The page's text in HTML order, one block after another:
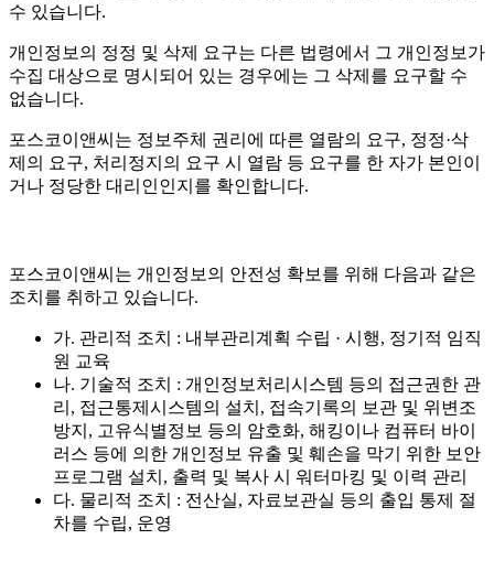
수 있습니다.
개인정보의 정정 및 삭제 요구는 다른 법령에서 그 개인정보가
수집 대상으로 명시되어 있는 경우에는 그 삭제를 요구할 수
없습니다.
포스코이앤씨는 정보주체 권리에 따른 열람의 요구, 정정·삭
제의 요구, 처리정지의 요구 시 열람 등 요구를 한 자가 본인이
거나 정당한 대리인인지를 확인합니다.
포스코이앤씨는 개인정보의 안전성 확보를 위해 다음과 같은
조치를 취하고 있습니다.
가. 관리적 조치 : 내부관리계획 수립 · 시행, 정기적 임직
원 교육
나. 기술적 조치 : 개인정보처리시스템 등의 접근권한 관
리, 접근통제시스템의 설치, 접속기록의 보관 및 위변조
방지, 고유식별정보 등의 암호화, 해킹이나 컴퓨터 바이
러스 등에 의한 개인정보 유출 및 훼손을 막기 위한 보안
프로그램 설치, 출력 및 복사 시 워터마킹 및 이력 관리
다. 물리적 조치 : 전산실, 자료보관실 등의 출입 통제 절
차를 수립, 운영